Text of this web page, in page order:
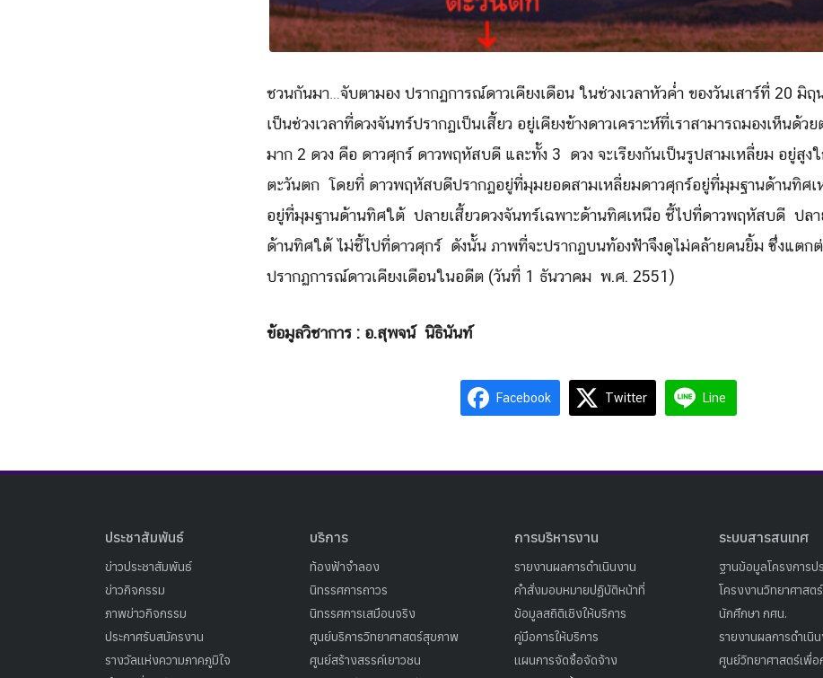
ชวนกันมา…จับตามอง ปรากฏการณ์ดาวเคียงเดือน ในช่วงเวลาหัวค่ำ ของวันเสาร์ที่ 20 มิ
เป็นช่วงเวลาที่ดวงจันทร์ปรากฏเป็นเสี้ยว อยู่เคียงข้างดาวเคราะห์ที่เราสามารถมองเห็นด้วย
มาก 2 ดวง คือ ดาวศุกร์ ดาวพฤหัสบดี และทั้ง 3 ดวง จะเรียงกันเป็นรูปสามเหลี่ยม อยู่สูง
ตะวันตก โดยที่ ดาวพฤหัสบดีปรากฏอยู่ที่มุมยอดสามเหลี่ยมดาวศุกร์อยู่ที่มุมฐานด้านทิศเ
อยู่ที่มุมฐานด้านทิศใต้ ปลายเสี้ยวดวงจันทร์เฉพาะด้านทิศเหนือ ชี้ไปที่ดาวพฤหัสบดี ปลา
ด้านทิศใต้ ไม่ชี้ไปที่ดาวศุกร์ ดังนั้น ภาพที่จะปรากฏบนท้องฟ้าจึงดูไม่คล้ายคนยิ้ม ซึ่งแตกต่
ปรากฏการณ์ดาวเคียงเดือนในอดีต (วันที่ 1 ธันวาคม พ.ศ. 2551)
ข้อมูลวิชาการ : อ.สุพจน์ นิธินันท์
Facebook Twitter Line
ประชาสัมพันธ์
ข่าวประชาสัมพันธ์
ข่าวกิจกรรม
ภาพข่าวกิจกรรม
ประกาศรับสมัครงาน
รางวัลแห่งความภาคภูมิใจ
บริการ
ท้องฟ้าจำลอง
นิทรรศการถาวร
นิทรรศการเสมือนจริง
ศูนย์บริการวิทยาศาสตร์สุขภาพ
ศูนย์สร้างสรรค์เยาวชน
การบริหารงาน
รายงานผลการดำเนินงาน
คำสั่งมอบหมายปฏิบัติหน้าที่
ข้อมูลสถิติเชิงให้บริการ
คู่มือการให้บริการ
แผนการจัดซื้อจัดจ้าง
ระบบสารสนเทศ
ฐานข้อมูลโครงการป
โครงงานวิทยาศาสต
นักศึกษา กศน.
รายงานผลการดำเนิ
ศูนย์วิทยาศาสตร์เพื่อ